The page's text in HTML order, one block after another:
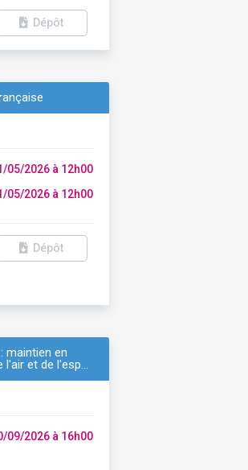
Dépôt
05/2026 à 12h00
05/2026 à 12h00
Dépôt
maintien en
l'air et de l'esp…
09/2026 à 16h00